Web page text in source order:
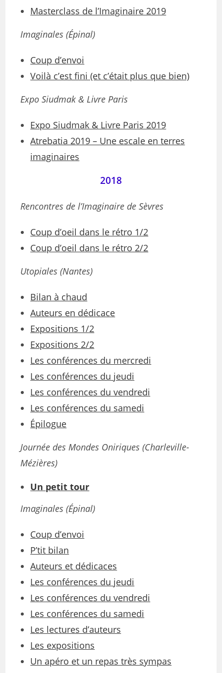
Masterclass de l’Imaginaire 2019
Imaginales (Épinal)
Coup d’envoi
Voilà c’est fini (et c’était plus que bien)
Expo Siudmak & Livre Paris
Expo Siudmak & Livre Paris 2019
Atrebatia 2019 – Une escale en terres
imaginaires
2018
Rencontres de l’Imaginaire de Sèvres
Coup d’oeil dans le rétro 1/2
Coup d’oeil dans le rétro 2/2
Utopiales (Nantes)
Bilan à chaud
Auteurs en dédicace
Expositions 1/2
Expositions 2/2
Les conférences du mercredi
Les conférences du jeudi
Les conférences du vendredi
Les conférences du samedi
Épilogue
Journée des Mondes Oniriques (Charleville-
Mézières)
Un petit tour
Imaginales (Épinal)
Coup d’envoi
P’tit bilan
Auteurs et dédicaces
Les conférences du jeudi
Les conférences du vendredi
Les conférences du samedi
Les lectures d’auteurs
Les expositions
Un apéro et un repas très sympas